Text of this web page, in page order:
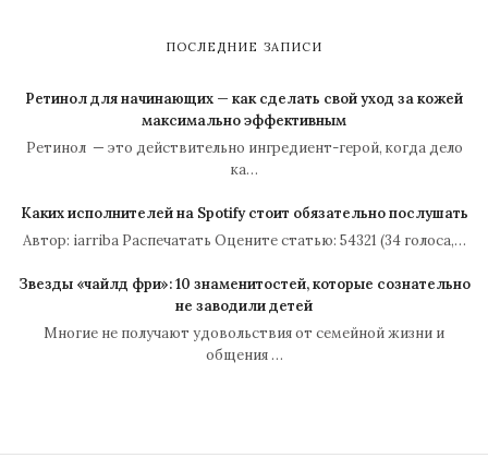
ПОСЛЕДНИЕ ЗАПИСИ
Ретинол для начинающих — как сделать свой уход за кожей
максимально эффективным
Ретинол — это действительно ингредиент-герой, когда дело
ка…
Каких исполнителей на Spotify стоит обязательно послушать
Автор: iarriba Распечатать Оцените статью: 54321 (34 голоса,…
Звезды «чайлд фри»: 10 знаменитостей, которые сознательно
не заводили детей
Многие не получают удовольствия от семейной жизни и
общения …